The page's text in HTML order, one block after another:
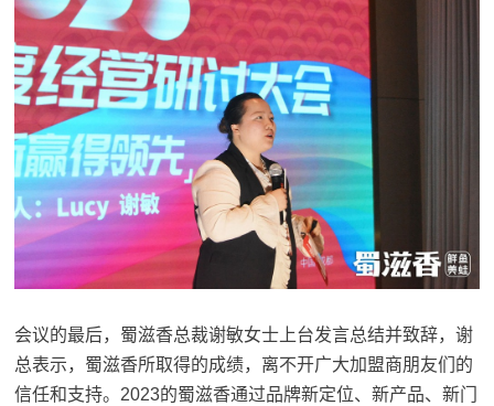
会议的最后，蜀滋香总裁谢敏女士上台发言总结并致辞，谢
总表示，蜀滋香所取得的成绩，离不开广大加盟商朋友们的
信任和支持。2023的蜀滋香通过品牌新定位、新产品、新门